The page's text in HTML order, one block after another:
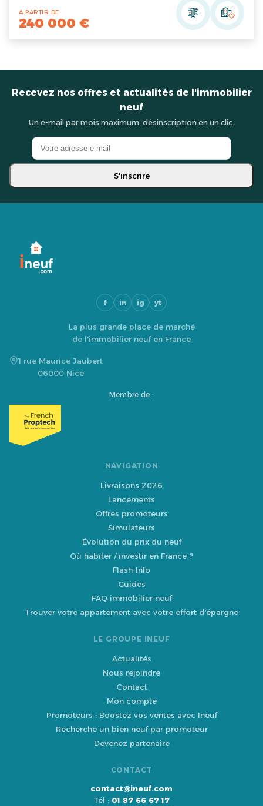
A PARTIR DE
240 000 €
Recevez nos offres et actualités de l'immobilier
neuf
Un e-mail par mois maximum, désinscription en un clic.
S'inscrire
f in ig yt
La plus grande place de marché
de l'immobilier neuf en France
1 rue Maurice Jaubert
06000 Nice
Membre de :
NAVIGATION
Livraisons 2026
Lancements
Offres promoteurs
Simulateurs
Évolution du prix du neuf
Où habiter / investir en France ?
Flash-Info
Guides
FAQ immobilier neuf
Trouver votre appartement avec votre effort d'épargne
LE GROUPE INEUF
Actualités
Nous rejoindre
Contact
Mon compte
Promoteurs : Boostez vos ventes avec Ineuf
Recherche un bien neuf par promoteur
Devenez partenaire
CONTACT
contact@ineuf.com
Tél : 01 87 66 67 17